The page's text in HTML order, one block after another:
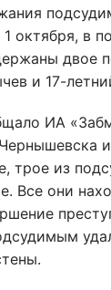
октября, в
двое
и 17-
ИА
и
трое из
Все они